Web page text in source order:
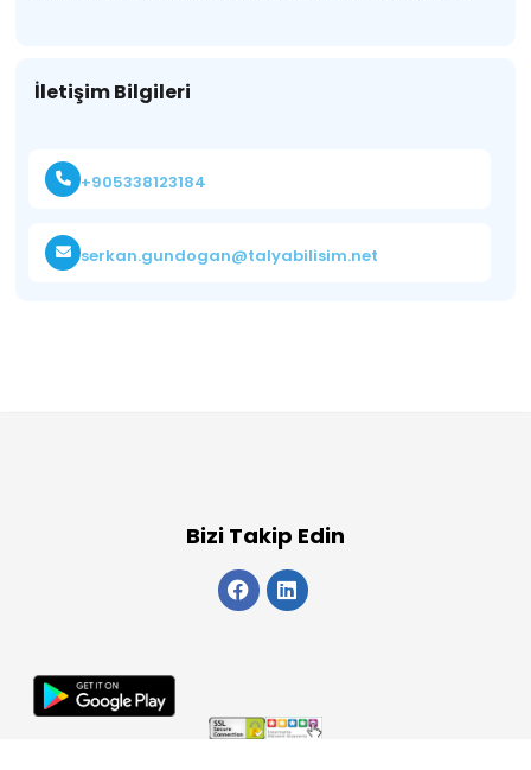
İletişim Bilgileri
+905338123184
serkan.gundogan@talyabilisim.net
Bizi Takip Edin